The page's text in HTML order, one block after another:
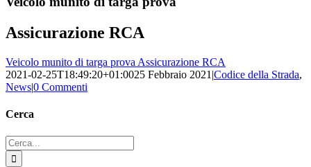
Assicurazione RCA
Veicolo munito di targa prova Assicurazione RCA
2021-02-25T18:49:20+01:0025 Febbraio 2021 |Codice della Strada,
News|0 Commenti
Cerca
Cerca
per: